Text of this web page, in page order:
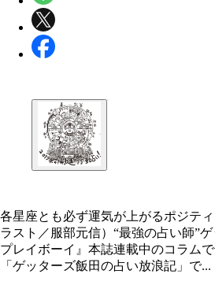
各星座とも必ず運気が上がるポジテ
ラスト／服部元信）“最強の占い師”
プレイボーイ』本誌連載中のコラム
「ゲッターズ飯田の占い放浪記」で...